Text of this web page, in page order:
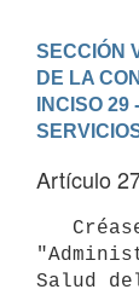
SECCIÓN
DE LA
INCISO
Artículo
Salud